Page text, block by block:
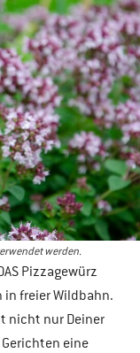
werden.
Pizzagewürz
freier Wildbahn.
nicht nur Deiner
eine